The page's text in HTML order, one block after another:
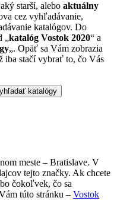
starší, alebo aktuálny
cez vyhľadávanie,
katalógov. Do
„katalóg Vostok 2020“ a
„. Opäť sa Vám zobrazia
iba stačí vybrať to, čo Vás
meste – Bratislave. V
tejto značky. Ak chcete
čokoľvek, čo sa
túto stránku – Vostok